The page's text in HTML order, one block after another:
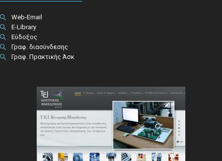
Web-Email
E-Library
Εύδοξος
Γραφ. διασύνδεσης
Γραφ. Πρακτικής Άσκ